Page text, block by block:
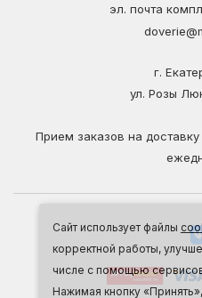
Сайт использует файлы
корректной работы,
числе с помощью
Нажимая кнопку
эл. почта
г.
ул. Розы
Прием заказов на